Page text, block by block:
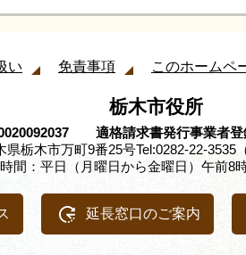
い 免責事項 このホームペ
栃木市役所
適格請求書発行事業者登
栃木市万町9番25号Tel:0282-22-3535
間：平日（月曜日から金曜日）午前8
延長窓口のご案内